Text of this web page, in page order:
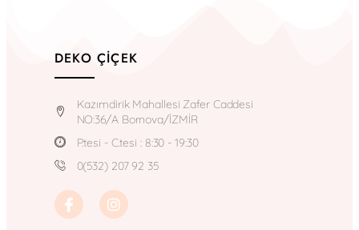
DEKO ÇIÇEK
Kazımdirik Mahallesi Zafer Caddesi
NO:36/A Bornova/İZMİR
P.tesi - C.tesi : 8:30 - 19:30
0(532) 207 92 35